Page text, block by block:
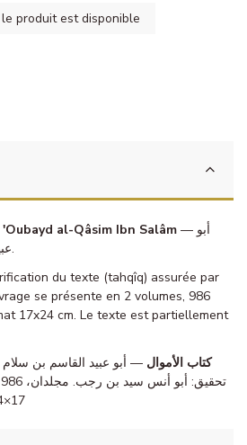
al-Qâsim Ibn Salâm — أبو
عبيد القاسم بن سلام (224 هـ).
17x24 cm. Le texte est partiellement
كتاب الأموال
17×24 سم. النص مشكول جزئياً.